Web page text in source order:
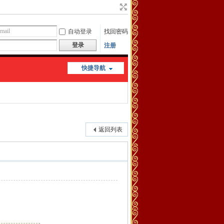
自动登录
找回密码
登录
注册
快捷导航
返回列表